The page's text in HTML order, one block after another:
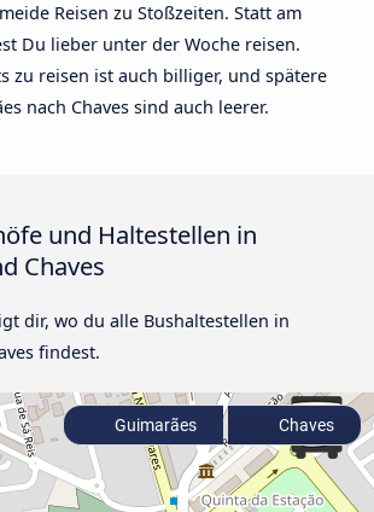
Reisen zu Stoßzeiten. Statt am
Du lieber unter der Woche reisen.
zu reisen ist auch billiger, und spätere
nach Chaves sind auch leerer.
und Haltestellen in
Chaves
dir, wo du alle Bushaltestellen in
findest.
Guimarães Chaves